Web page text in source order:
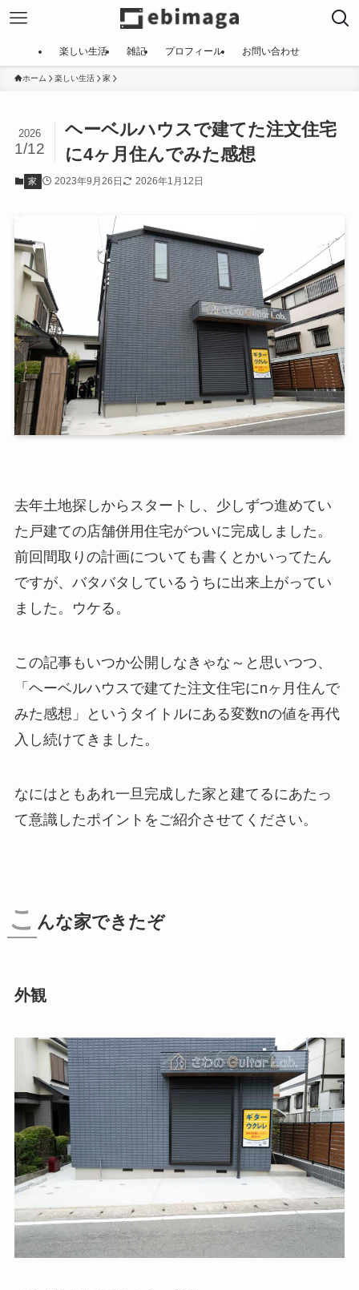
楽しい生活 雑記 プロフィール お問い合わせ
ホーム 楽しい生活 家
ヘーベルハウスで建てた注文住宅
に4ヶ月住んでみた感想
2026
1/12
家 2023年9月26日 2026年1月12日
去年土地探しからスタートし、少しずつ進めてい
た戸建ての店舗併用住宅がついに完成しました。
前回間取りの計画についても書くとかいってたん
ですが、バタバタしているうちに出来上がってい
ました。ウケる。
この記事もいつか公開しなきゃな～と思いつつ、
「ヘーベルハウスで建てた注文住宅にnヶ月住んで
みた感想」というタイトルにある変数nの値を再代
入し続けてきました。
なにはともあれ一旦完成した家と建てるにあたっ
て意識したポイントをご紹介させてください。
こ んな家できたぞ
外観